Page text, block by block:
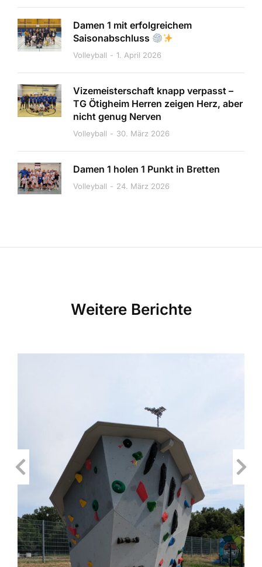
Damen 1 mit erfolgreichem
Saisonabschluss
Volleyball 1. April 2026
Vizemeisterschaft knapp verpasst –
TG Ötigheim Herren zeigen Herz, aber
nicht genug Nerven
Volleyball 30. März 2026
Damen 1 holen 1 Punkt in Bretten
Volleyball 24. März 2026
Weitere Berichte